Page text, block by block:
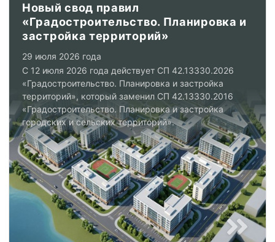
Новый свод правил
«Градостроительство. Планировка и
застройка территорий»
29 июля 2026 года
С 12 июля 2026 года действует СП 42.13330.2026
«Градостроительство. Планировка и застройка
территорий», который заменил СП 42.13330.2016
«Градостроительство. Планировка и застройка
городских и сельских территорий».